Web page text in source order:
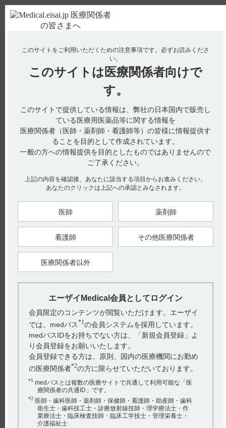
使用期限検索 Drug Information
No : 18930
【レンビマ】 疲労・倦怠感・無力症の副作用に
ついて教えてください。
電子添文には、疲労・倦怠感・無力症に関する以下の記載があ
11.2 その他の副作用（引用1）
疲労（30.6％）
無力症（10～30％未満）
7. 用法及び用量に関連する注意（引用2、3、4）
副作用があらわれた場合は、症状、重症度等に応じて減量、休
薬及び中止基準を考慮して、本剤を減量、休薬又は中止するこ
と。
8. 重要な基本的注意（引用5）
8.7 疲労、無力症、めまい、筋痙縮等があらわれることがある
は注意するよう患者に十分に説明すること。
●疾患別の副作用の発現状況、発現時期、対策、疲労・倦怠
は、Medical.eisai.jp レンビマ製品サイト[適正使用に関する基本
情報]に掲載しております各疾患の[適正にご使用いただくため
のガイドブック]をご確認ください。
【甲状腺癌】レンビマカプセル4mg・10mg適正にご使用いた
だくためのガイドブック（LEN1002ISG）
I．投与に際しての注意事項5．用法及び用量 減量、休薬及び中
止基準 その他の副作用 p14
II．重大な副作用とその対策 その他注意すべき副作用 20．疲
労 p67-68
【肝細胞癌】レンビマカプセル4mg適正にご使用いただくため
のガイドブック（LEN1087ESG）
I．投与に際しての注意事項 3．減量、休薬及び中止基準 その
他の副作用 p9
II．注意いただきたい副作用とその対策 特に注意いただきたい
副作用 10．疲労・倦怠感 p47-48
このサイトをご利用いただくための注意事項です。 必ずお読みくださ
い。
このサイトは 医療関係者向けで
す。
このサイトで提供している情報は、弊社の日本国内で販売し
ている医療用医薬品等に関する情報を
医療関係者（医師・薬剤師・看護師等）の皆様に情報提供す
ることを目的として作成されています。
一般の方への情報提供を目的としたものではありませんので
ご了承ください。
上記の内容を確認後、あなたに該当する項目からお進みください。
あなたのクリックは上記への承認とみなされます。
医師 薬剤師
看護師 その他医療関係者
医療関係者以外
エーザイMedical会員としてログイン
会員限定のコンテンツが閲覧いただけます。エーザイ
では、medパス*1の会員システムを採用しています。
medパスIDをお持ちでない方は、「新規会員登録」よ
り会員登録をお願いいたします。
会員登録できる方は、原則、国内の医療機関にお勤め
の医療関係者*2の方に限らせていただいております。
*1 medパスとは複数の医療サイトで共通して利用可能な「医
療関係者の共通ID」です。
*2 医師・歯科医師・薬剤師・保健師・看護師・助産師・歯科
衛生士・歯科技工士・診療放射線技師・理学療法士・作
業療法士・臨床検査技師・臨床工学技士・管理栄養士・
介護福祉士